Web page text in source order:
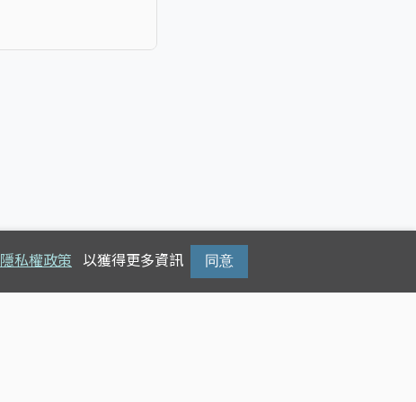
隱私權政策 以獲得更多資訊 同意